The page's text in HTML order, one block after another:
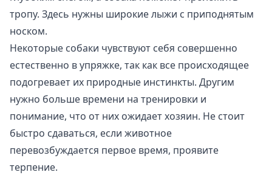
тропу. Здесь нужны широкие лыжи с приподнятым
носком.
Некоторые собаки чувствуют себя совершенно
естественно в упряжке, так как все происходящее
подогревает их природные инстинкты. Другим
нужно больше времени на тренировки и
понимание, что от них ожидает хозяин. Не стоит
быстро сдаваться, если животное
перевозбуждается первое время, проявите
терпение.